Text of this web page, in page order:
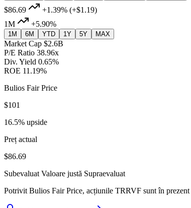
$86.69 +1.39% (+$1.19)
1M
+5.90%
1M 6M YTD 1Y 5Y MAX
Market Cap $2.6B
P/E Ratio 38.96x
Div. Yield 0.65%
ROE 11.19%
Bulios Fair Price
$101
16.5% upside
Preț actual
$86.69
Subevaluat Valoare justă Supraevaluat
Potrivit Bulios Fair Price, acțiunile TRRVF sunt în prezent